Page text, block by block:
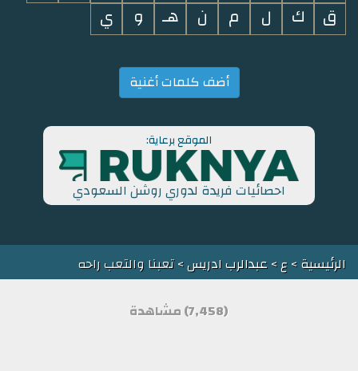
ق
ك ل م ن هـ و ي
أضف كلمات أغنية
الموقع برعاية:
احصائيات فريدة لدوري روشن السعودي
الرئيسية>ع>عبدالرب ادريس> تعبنا والتعب راحه
(7,458) مشاهدة